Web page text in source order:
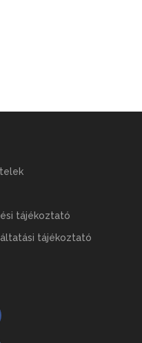
tájékoztató
tájékoztató